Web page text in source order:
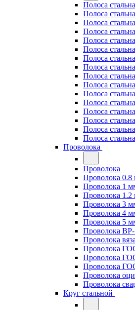
Полоса
Полоса
Полоса
Полоса
Полоса
Полоса
Полоса
Полоса
Полоса
Полоса
Полоса
Полоса
Полоса
Полоса
Полоса
Полоса
Проволока
Проволока
Проволока 0.8
Проволока 1
Проволока 1.2
Проволока 3
Проволока 4
Проволока 5
Проволока ВР-
Проволока
Проволока
Проволока
Проволока
Проволока
Проволока
Круг стальной